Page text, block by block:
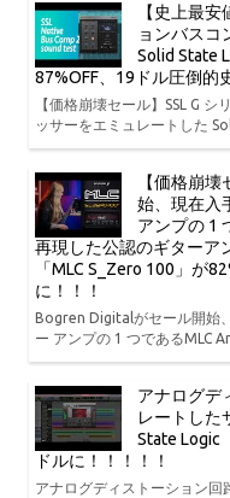
【史上最
ョンバスコ
Solid State
87%OFF、19ドル圧倒的
【価格崩壊セール】SSL G
ッサーをエミュレートした
【価格崩
始、現在入
アンプの 1
再現した公認のギターア
「MLC S_Zero 100」が
に！！！
Bogren Digitalがセール開始
ー アンプの 1 つであるMLC
アナログデ
レートした
State Logic
ドルに！！！！！
アナログディストーション回